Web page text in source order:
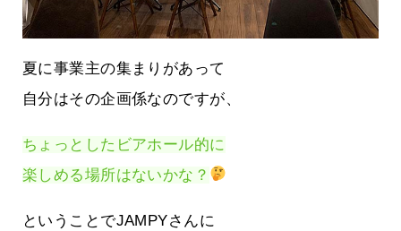
夏に事業主の集まりがあって
自分はその企画係なのですが、
ちょっとしたビアホール的に
楽しめる場所はないかな？
ということでJAMPYさんに